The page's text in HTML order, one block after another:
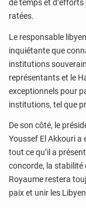
de temps et
ratées.
Le responsable
inquiétante que
institutions
représentants et le
exceptionnels pour
institutions, tel que
De son côté, le
Youssef El Akkouri a
tout ce qu’il a
concorde, la stabilité
Royaume restera
paix et unir les